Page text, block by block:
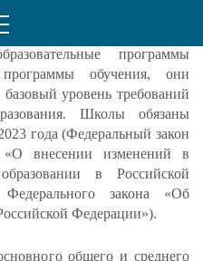
программы.
программы
обучения, они
уровень требований
Школы обязаны
года (Федеральный закон
внесении изменений в
в Российской
закона «Об
Федерации»).
общего и среднего